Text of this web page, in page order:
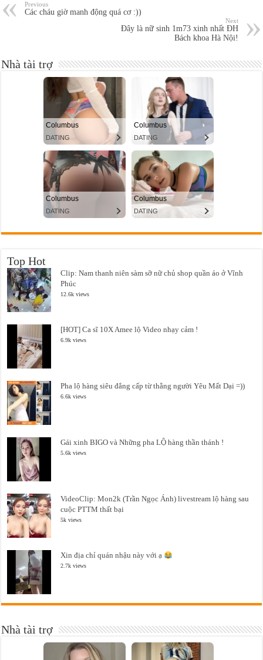
Previous
Các cháu giờ manh động quá cơ :))
Next
Đây là nữ sinh 1m73 xinh nhất ĐH
Bách khoa Hà Nội!
Nhà tài trợ
Top Hot
Clip: Nam thanh niên sàm sỡ nữ chủ shop quần áo ở Vĩnh
Phúc
12.6k views
[HOT] Ca sĩ 10X Amee lộ Video nhạy cảm !
6.9k views
Pha lộ hàng siêu đẳng cấp từ thằng người Yêu Mất Dại =))
6.6k views
Gái xinh BIGO và Những pha LỘ hàng thần thánh !
5.6k views
VideoClip: Mon2k (Trần Ngọc Ánh) livestream lộ hàng sau
cuộc PTTM thất bại
5k views
Xin địa chỉ quán nhậu này với ạ
2.7k views
Nhà tài trợ